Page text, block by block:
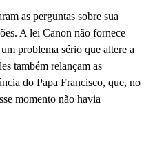
as perguntas sobre sua
A lei Canon não fornece
problema sério que altere a
também relançam as
do Papa Francisco, que, no
momento não havia